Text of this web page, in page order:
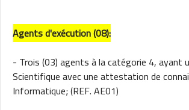
Agents d'exécution (08):
- Trois (03) agents à la catégorie 4, ayant
Scientifique avec une attestation de
Informatique; (REF. AE01)